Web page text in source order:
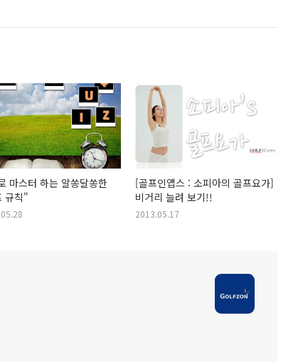
마스터 하는 알쏭달쏭한
규칙"
[골프인앱스 : 소피아의 골프요가]
비거리 늘려 보기!!
2013.05.17